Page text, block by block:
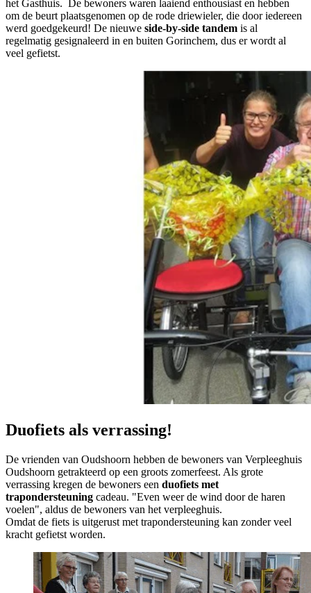
het Gasthuis. De bewoners waren laaiend enthousiast en hebben
om de beurt plaatsgenomen op de rode driewieler, die door iedereen
werd goedgekeurd! De nieuwe side-by-side tandem is al
regelmatig gesignaleerd in en buiten Gorinchem, dus er wordt al
veel gefietst.
Duofiets als verrassing!
De vrienden van Oudshoorn hebben de bewoners van Verpleeghuis
Oudshoorn getrakteerd op een groots zomerfeest. Als grote
verrassing kregen de bewoners een duofiets met
trapondersteuning cadeau. "Even weer de wind door de haren
voelen", aldus de bewoners van het verpleeghuis.
Omdat de fiets is uitgerust met trapondersteuning kan zonder veel
kracht gefietst worden.